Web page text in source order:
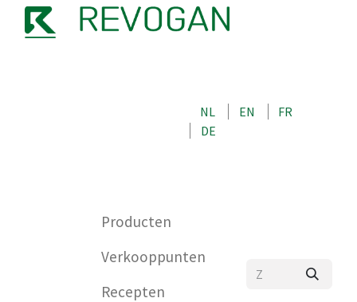
NL EN
FR
DE
Producten
Verkooppunten
Recepten